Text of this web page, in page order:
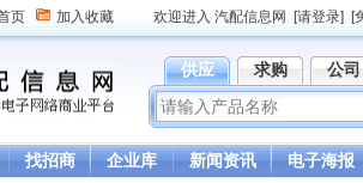
页 加入收藏 欢迎进入 汽配信息网 [请登录] [
供应 求购 公司
找招商 企业库 新闻资讯 电子海报